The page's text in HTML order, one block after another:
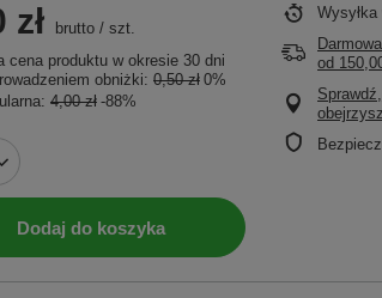
zł brutto / szt.
cena produktu w okresie 30 dni
obniżki: 0,50 zł 0%
4,00 zł -88%
Dodaj do koszyka
Wysyłka
od